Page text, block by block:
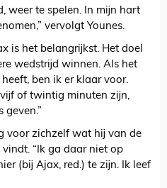
weer te spelen. In mijn hart
vervolgt Younes.
is het belangrijkst. Het doel
wedstrijd winnen. Als het
ben ik er klaar voor.
of twintig minuten zijn,
geven.”
voor zichzelf wat hij van de
“Ik ga daar niet op
(bij Ajax, red.) te zijn. Ik leef